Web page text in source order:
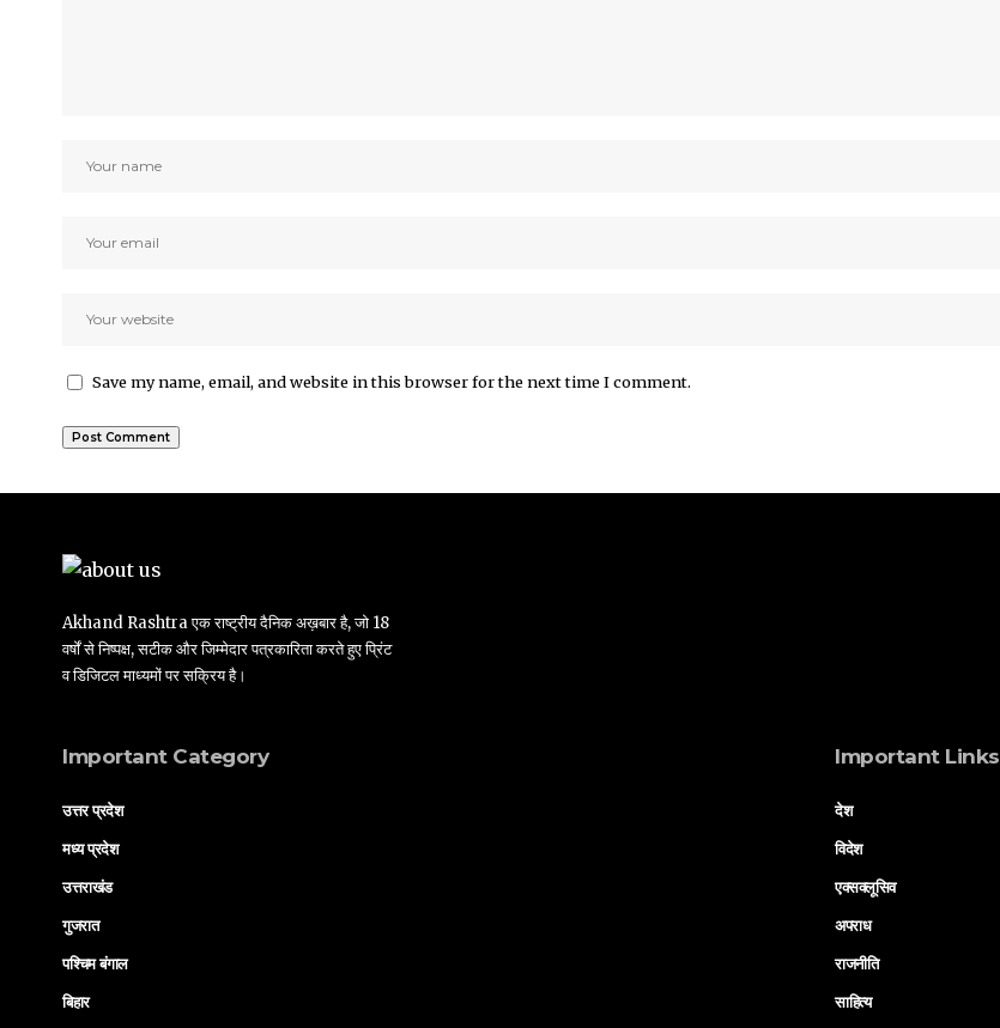
Save my name, email, and website in this browser for the next time I comment.
Akhand Rashtra एक राष्ट्रीय दैनिक अख़बार है, जो 18
वर्षों से निष्पक्ष, सटीक और जिम्मेदार पत्रकारिता करते हुए प्रिंट
व डिजिटल माध्यमों पर सक्रिय है।
Important Category
उत्तर प्रदेश
मध्य प्रदेश
उत्तराखंड
गुजरात
पश्चिम बंगाल
बिहार
Important Links
देश
विदेश
एक्सक्लूसिव
अपराध
राजनीति
साहित्य